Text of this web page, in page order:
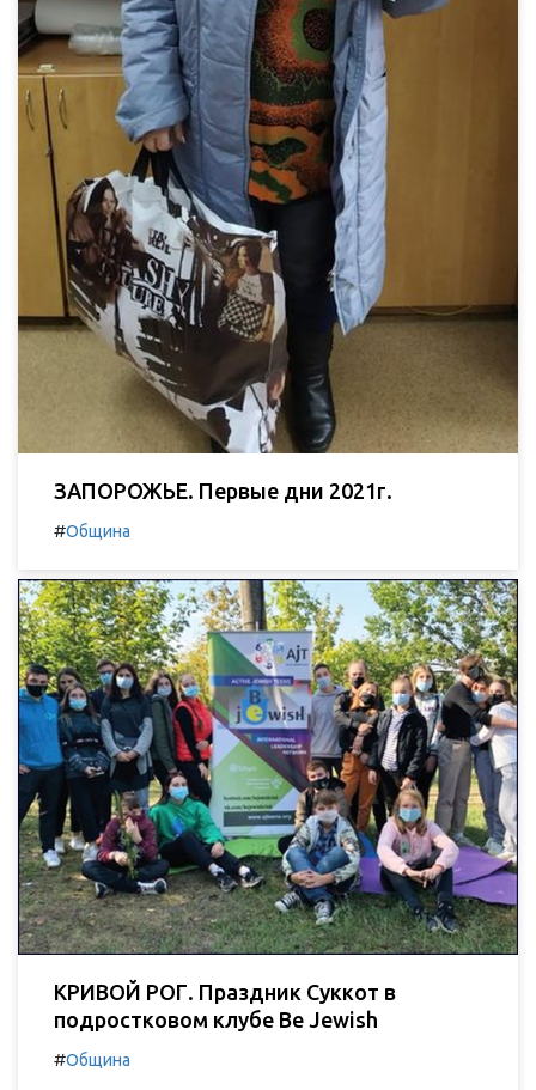
ЗАПОРОЖЬЕ. Первые дни 2021г.
#Община
КРИВОЙ РОГ. Праздник Суккот в
подростковом клубе Be Jewish
#Община